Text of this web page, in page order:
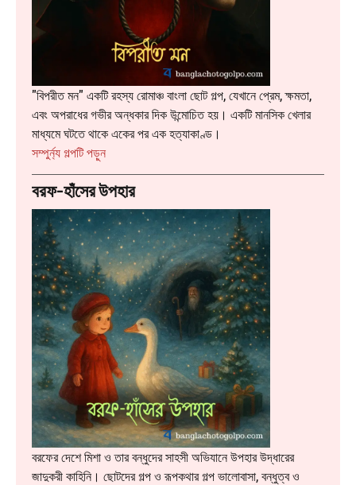
"বিপরীত মন" একটি রহস্য রোমাঞ্চ বাংলা ছোট গল্প, যেখানে প্রেম, ক্ষমতা,
এবং অপরাধের গভীর অন্ধকার দিক উন্মোচিত হয়। একটি মানসিক খেলার
মাধ্যমে ঘটতে থাকে একের পর এক হত্যাকাণ্ড।
সম্পুর্ন্য গল্পটি পড়ুন:
বিপরীত
মন
বরফ-হাঁসের উপহার
বরফের দেশে মিশা ও তার বন্ধুদের সাহসী অভিযানে উপহার উদ্ধারের
জাদুকরী কাহিনি। ছোটদের গল্প ও রূপকথার গল্প ভালোবাসা, বন্ধুত্ব ও